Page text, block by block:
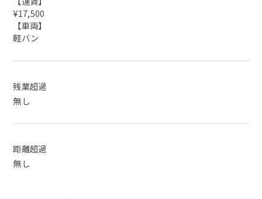
¥17,500
【車両】
軽バン
残業超過
無し
距離超過
無し